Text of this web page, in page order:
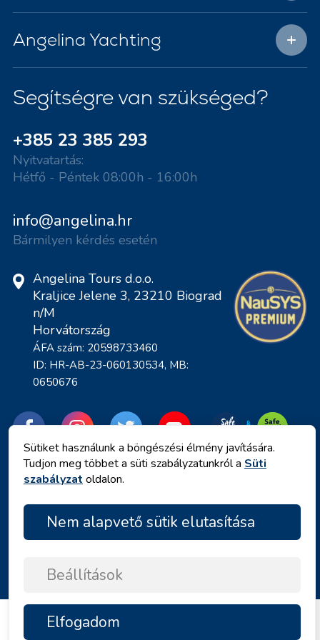
Angelina Yachting
Segítségre van szükséged?
+385 23 385 293
Nyitvatartás:
Hétfő - Péntek 08:00h - 16:00h
info@angelina.hr
Bármilyen kérdés esetén
Angelina Tours d.o.o.
Kraljice Jelene 3, 23210 Biograd
n/M
Horvátország
ÁFA szám: 20598733460
ID: HR-AB-23-060130534, MB:
0650676
Copyright © 2026 by Angelina Tours d.o.o.
Sütiket használunk a böngészési élmény javítására.
Tudjon meg többet a süti szabályzatunkról a Süti
szabályzat oldalon.
Nem alapvető sütik elutasítása
Beállítások
Elfogadom